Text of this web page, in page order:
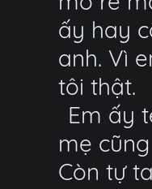
ấy hay
anh. Vì
tôi thật.
Em ấy
mẹ
Còn tự